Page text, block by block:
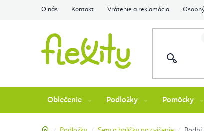
O nás Kontakt Vrátenie a reklamácia
Oblečenie Podložky Pomôcky
Domov